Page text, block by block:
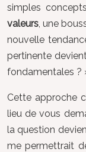
simples
valeurs , une
nouvelle
pertinente
fondamentales ?
Cette approche
lieu de vous
la question
me permettrait